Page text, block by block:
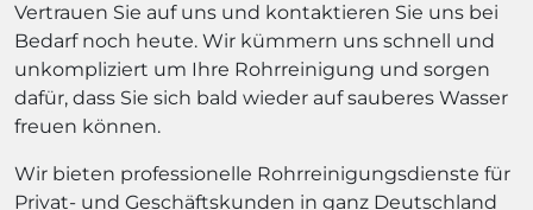
Vertrauen Sie auf uns und kontaktieren Sie uns bei
Bedarf noch heute. Wir kümmern uns schnell und
unkompliziert um Ihre Rohrreinigung und sorgen
dafür, dass Sie sich bald wieder auf sauberes Wasser
freuen können.
Wir bieten professionelle Rohrreinigungsdienste für
Privat- und Geschäftskunden in ganz Deutschland